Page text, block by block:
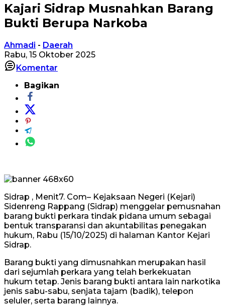
Kajari Sidrap Musnahkan Barang
Bukti Berupa Narkoba
Ahmadi - Daerah
Rabu, 15 Oktober 2025
Komentar
Bagikan
Sidrap , Menit7. Com– Kejaksaan Negeri (Kejari)
Sidenreng Rappang (Sidrap) menggelar pemusnahan
barang bukti perkara tindak pidana umum sebagai
bentuk transparansi dan akuntabilitas penegakan
hukum, Rabu (15/10/2025) di halaman Kantor Kejari
Sidrap.
Barang bukti yang dimusnahkan merupakan hasil
dari sejumlah perkara yang telah berkekuatan
hukum tetap. Jenis barang bukti antara lain narkotika
jenis sabu-sabu, senjata tajam (badik), telepon
seluler, serta barang lainnya.